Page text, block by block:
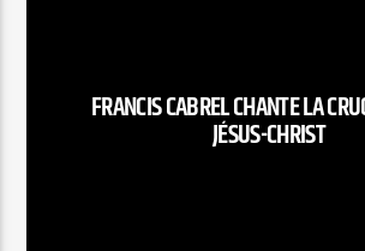
FRANCIS CABREL CHANTE LA
JÉSUS-CHRIST